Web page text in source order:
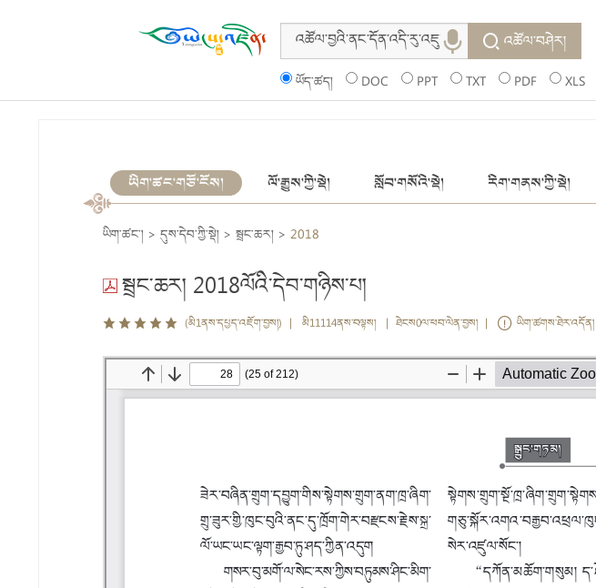
འཚོལ་བཤེར།
ཡོད་ཚད། DOC PPT TXT PDF XLS
ཡིག་ཚང་གཙོ་ངོས། ལོ་རྒྱུས་ཀྱི་སྡེ། སློབ་གསོའི་སྡེ། རིག་གནས་ཀྱི་སྡེ།
ཡིག་ཚང་། > དུས་དེབ་ཀྱི་སྡེ། > སྦྲང་ཆར། > 2018
སྦྲང་ཆར། 2018ལོའི་དེབ་གཉིས་པ།
(མི1ནས་དཔྱད་འཇོག་བྱས།) | མི11114ནས་བལྟས། | ཐེངས0ལ་ཕབ་ལེན་བྱས། | ཡིག་ཚགས་ཐེར་འདོན།